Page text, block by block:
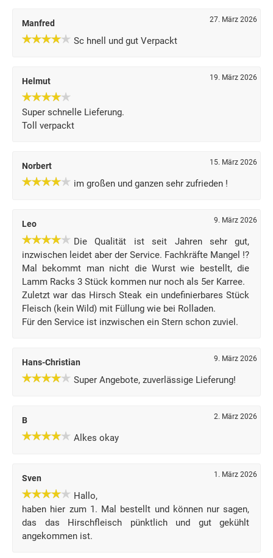
Manfred 27. März 2026
Sc hnell und gut Verpackt
Helmut 19. März 2026
Super schnelle Lieferung.
Toll verpackt
Norbert 15. März 2026
im großen und ganzen sehr zufrieden !
Leo 9. März 2026
Die Qualität ist seit Jahren sehr gut,
inzwischen leidet aber der Service. Fachkräfte Mangel !?
Mal bekommt man nicht die Wurst wie bestellt, die
Lamm Racks 3 Stück kommen nur noch als 5er Karree.
Zuletzt war das Hirsch Steak ein undefinierbares Stück
Fleisch (kein Wild) mit Füllung wie bei Rolladen.
Für den Service ist inzwischen ein Stern schon zuviel.
Hans-Christian 9. März 2026
Super Angebote, zuverlässige Lieferung!
B 2. März 2026
Alkes okay
Sven 1. März 2026
Hallo,
haben hier zum 1. Mal bestellt und können nur sagen,
das das Hirschfleisch pünktlich und gut gekühlt
angekommen ist.